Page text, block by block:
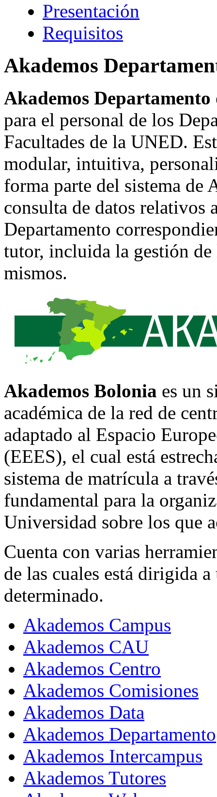
Presentación
Requisitos
Akademos
Akademos Departamento
para el personal de los
Facultades de la UNED.
modular, intuitiva,
forma parte del sistema de
consulta de datos relativos
Departamento
tutor, incluida la gestión
mismos.
Akademos Bolonia es un
académica de la red de
adaptado al Espacio
(EEES), el cual está
sistema de matrícula a
fundamental para la
Universidad sobre los que
Cuenta con varias
de las cuales está dirigida
determinado.
Akademos Campus
Akademos CAU
Akademos Centro
Akademos Comisiones
Akademos Data
Akademos Departamento
Akademos Intercampus
Akademos Tutores